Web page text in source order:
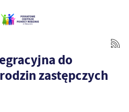
do
zastępczych